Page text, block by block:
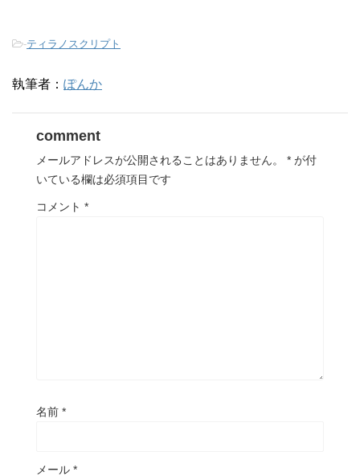
-ティラノスクリプト
執筆者： ぽんか
comment
メールアドレスが公開されることはありません。 * が付
いている欄は必須項目です
コメント *
名前 *
メール *